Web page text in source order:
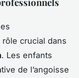
crucial dans
. Les enfants
de l’angoisse